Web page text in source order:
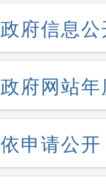
政府信息公
政府网站
依申请公开